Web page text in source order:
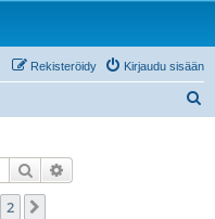
Kirjaudu sisään
Rekisteröidy
Etsi
2